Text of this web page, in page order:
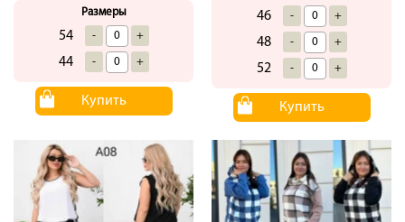
Размеры
54 - +
44 - +
Купить
46 - +
48 - +
52 - +
Купить